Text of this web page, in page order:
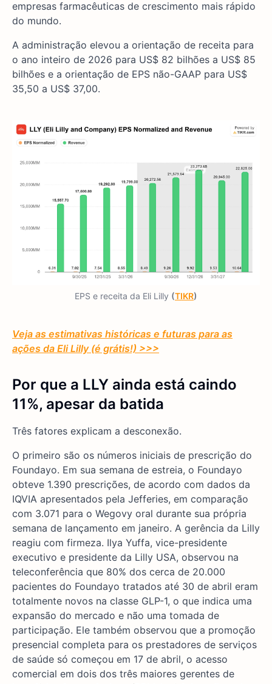
empresas farmacêuticas de crescimento mais rápido
do mundo.
A administração elevou a orientação de receita para
o ano inteiro de 2026 para US$ 82 bilhões a US$ 85
bilhões e a orientação de EPS não-GAAP para US$
35,50 a US$ 37,00.
EPS e receita da Eli Lilly (TIKR)
Veja as estimativas históricas e futuras para as
ações da Eli Lilly (é grátis!) >>>
Por que a LLY ainda está caindo
11%, apesar da batida
Três fatores explicam a desconexão.
O primeiro são os números iniciais de prescrição do
Foundayo. Em sua semana de estreia, o Foundayo
obteve 1.390 prescrições, de acordo com dados da
IQVIA apresentados pela Jefferies, em comparação
com 3.071 para o Wegovy oral durante sua própria
semana de lançamento em janeiro. A gerência da Lilly
reagiu com firmeza. Ilya Yuffa, vice-presidente
executivo e presidente da Lilly USA, observou na
teleconferência que 80% dos cerca de 20.000
pacientes do Foundayo tratados até 30 de abril eram
totalmente novos na classe GLP-1, o que indica uma
expansão do mercado e não uma tomada de
participação. Ele também observou que a promoção
presencial completa para os prestadores de serviços
de saúde só começou em 17 de abril, o acesso
comercial em dois dos três maiores gerentes de